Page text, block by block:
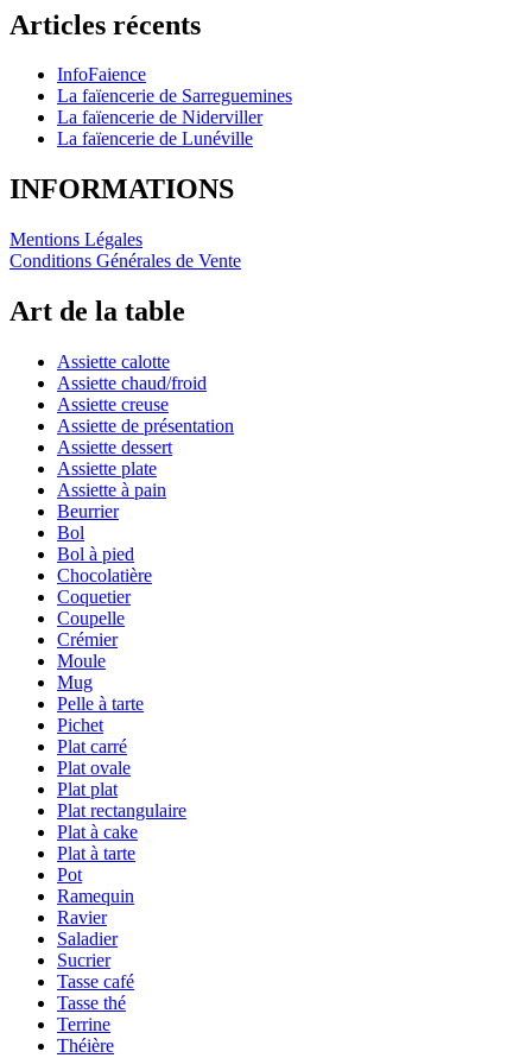
Articles récents
InfoFaience
La faïencerie de Sarreguemines
La faïencerie de Niderviller
La faïencerie de Lunéville
INFORMATIONS
Mentions Légales
Conditions Générales de Vente
Art de la table
Assiette calotte
Assiette chaud/froid
Assiette creuse
Assiette de présentation
Assiette dessert
Assiette plate
Assiette à pain
Beurrier
Bol
Bol à pied
Chocolatière
Coquetier
Coupelle
Crémier
Moule
Mug
Pelle à tarte
Pichet
Plat carré
Plat ovale
Plat plat
Plat rectangulaire
Plat à cake
Plat à tarte
Pot
Ramequin
Ravier
Saladier
Sucrier
Tasse café
Tasse thé
Terrine
Théière